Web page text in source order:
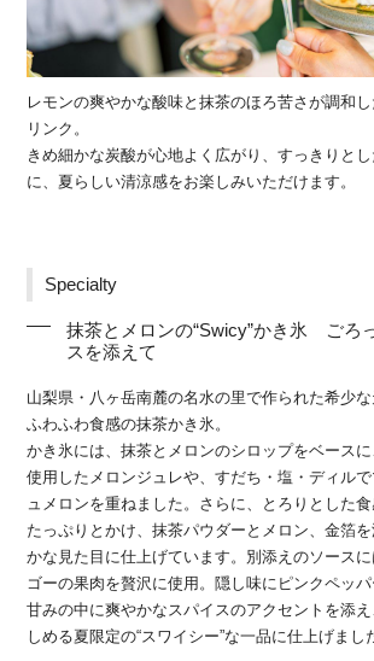
レモンの爽やかな酸味と抹茶のほろ苦さが調和
リンク。
きめ細かな炭酸が心地よく広がり、すっきりと
に、夏らしい清涼感をお楽しみいただけます。
Specialty
抹茶とメロンの“Swicy”かき氷 ごろ
スを添えて
山梨県・八ヶ岳南麓の名水の里で作られた希少な
ふわふわ食感の抹茶かき氷。
かき氷には、抹茶とメロンのシロップをベースに
使用したメロンジュレや、すだち・塩・ディル
ュメロンを重ねました。さらに、とろりとした
たっぷりとかけ、抹茶パウダーとメロン、金箔
かな見た目に仕上げています。別添えのソース
ゴーの果肉を贅沢に使用。隠し味にピンクペッパ
甘みの中に爽やかなスパイスのアクセントを添
しめる夏限定の“スワイシー”な一品に仕上げまし